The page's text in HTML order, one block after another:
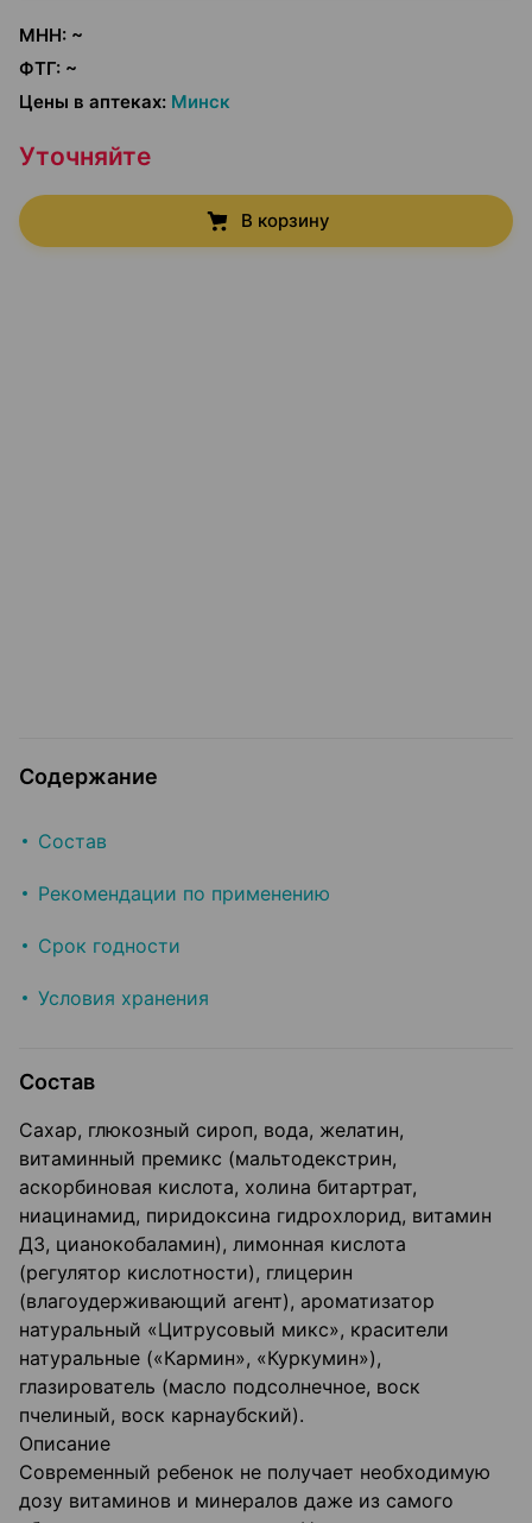
МНН: ~
ФТГ: ~
Цены в аптеках: Минск
Уточняйте
В корзину
Содержание
Состав
Рекомендации по применению
Срок годности
Условия хранения
Состав
Сахар, глюкозный сироп, вода, желатин,
витаминный премикс (мальтодекстрин,
аскорбиновая кислота, холина битартрат,
ниацинамид, пиридоксина гидрохлорид, витамин
Д3, цианокобаламин), лимонная кислота
(регулятор кислотности), глицерин
(влагоудерживающий агент), ароматизатор
натуральный «Цитрусовый микс», красители
натуральные («Кармин», «Куркумин»),
глазирователь (масло подсолнечное, воск
пчелиный, воск карнаубский).
Описание
Современный ребенок не получает необходимую
дозу витаминов и минералов даже из самого